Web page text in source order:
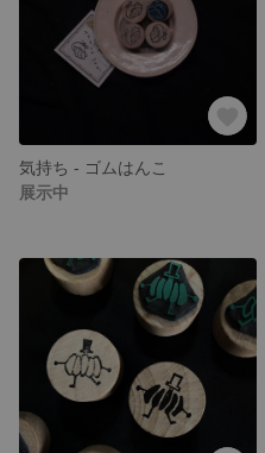
気持ち - ゴムはんこ
展示中